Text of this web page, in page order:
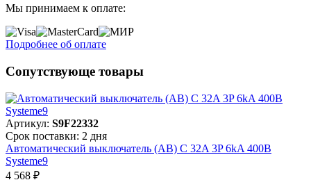
Мы принимаем к оплате:
Подробнее об оплате
Сопутствующе товары
Артикул: S9F22332
Срок поставки: 2 дня
Автоматический выключатель (АВ) C 32A 3P 6kA 400В
Systeme9
4 568 ₽